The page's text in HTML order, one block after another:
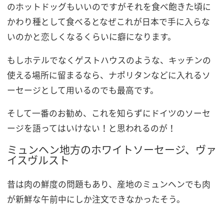
のホットドッグもいいのですがそれを食べ飽きた頃に
かわり種として食べるとなぜこれが日本で手に入らな
いのかと恋しくなるくらいに癖になります。
もしホテルでなくゲストハウスのような、キッチンの
使える場所に留まるなら、ナポリタンなどに入れるソ
ーセージとして用いるのでも最高です。
そして一番のお勧め、これを知らずにドイツのソーセ
ージを語ってはいけない！と思われるのが！
ミュンヘン地方のホワイトソーセージ、ヴァ
イスヴルスト
昔は肉の鮮度の問題もあり、産地のミュンヘンでも肉
が新鮮な午前中にしか注文できなかったそう。